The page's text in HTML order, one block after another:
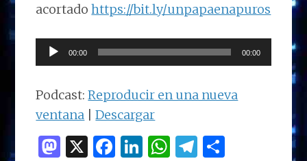
acortadohttps://bit.ly/unpapaenapuros
Reproductor
de
audio
00:00 00:00
Podcast:Reproducir en una nueva
ventana |Descargar
M X F
Li W T